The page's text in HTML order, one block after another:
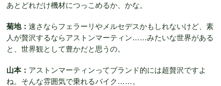
あとどれだけ機材につっこめるか、かな。
菊地：速さならフェラーリやメルセデスかもしれないけど、素
人が贅沢するならアストンマーティン……みたいな世界がある
と、世界観として豊かだと思うの。
山本： アストンマーティンってブランド的には超贅沢ですよ
ね。そんな雰囲気で乗れるバイク……。